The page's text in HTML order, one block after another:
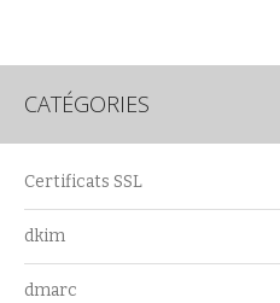
CATÉGORIES
Certificats SSL
dkim
dmarc